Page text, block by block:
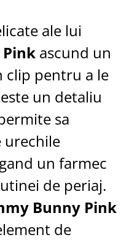
ale lui
ascund un
clip pentru a le
un detaliu
sa
urechile
un farmec
de periaj.
Bunny Pink
de